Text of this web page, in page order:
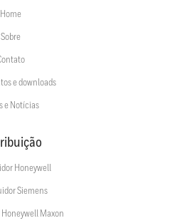
Home
Sobre
e downloads
e Notícias
Honeywell
Siemens
Maxon